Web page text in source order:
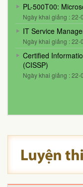
PL-500T00:
Ngày khai giảng : 22-
IT Service
Ngày khai giảng : 22-
Certified
(CISSP)
Ngày khai giảng : 22-